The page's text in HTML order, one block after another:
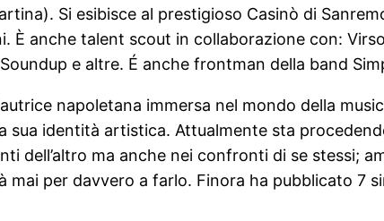
Si esibisce al prestigioso Casinò di
anche talent scout in collaborazione con:
e altre. É anche frontman della band
napoletana immersa nel mondo della
sua identità artistica. Attualmente sta
dell’altro ma anche nei confronti di se stessi;
per davvero a farlo. Finora ha pubblicato 7